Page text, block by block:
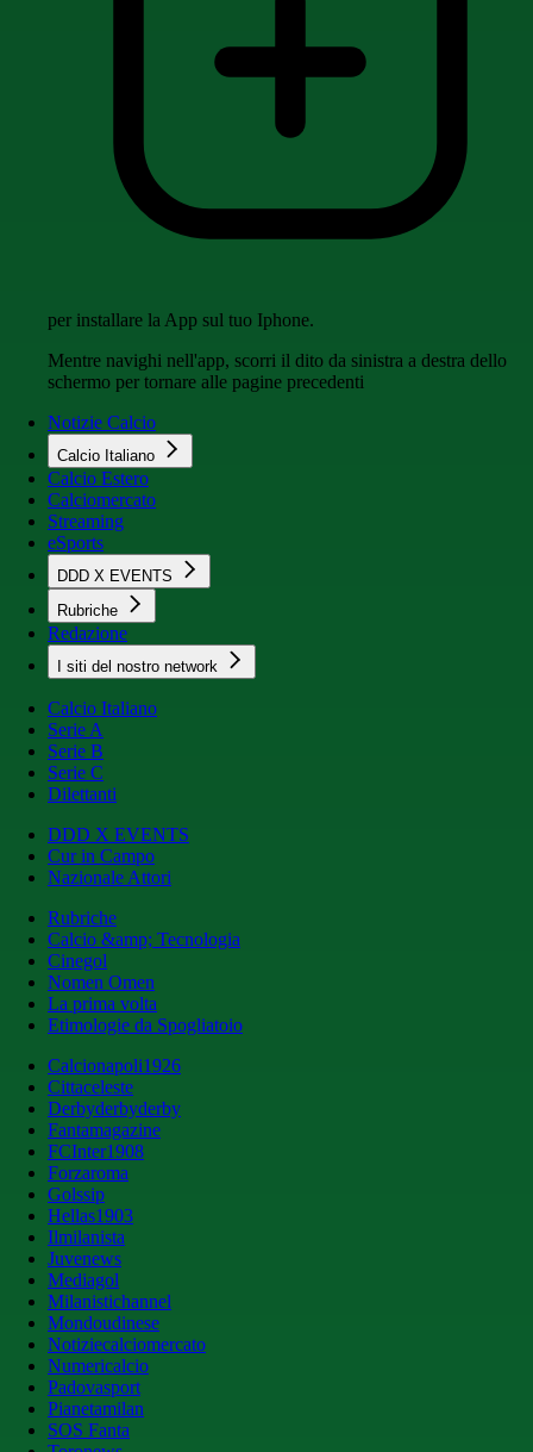
per installare la App sul tuo Iphone.
Mentre navighi nell'app, scorri il dito da sinistra a destra dello
schermo per tornare alle pagine precedenti
Notizie Calcio
Calcio Italiano
Calcio Estero
Calciomercato
Streaming
eSports
DDD X EVENTS
Rubriche
Redazione
I siti del nostro network
Calcio Italiano
Serie A
Serie B
Serie C
Dilettanti
DDD X EVENTS
Cur in Campo
Nazionale Attori
Rubriche
Calcio &amp; Tecnologia
Cinegol
Nomen Omen
La prima volta
Etimologie da Spogliatoio
Calcionapoli1926
Cittaceleste
Derbyderbyderby
Fantamagazine
FCInter1908
Forzaroma
Golssip
Hellas1903
Ilmilanista
Juvenews
Mediagol
Milanistichannel
Mondoudinese
Notiziecalciomercato
Numericalcio
Padovasport
Pianetamilan
SOS Fanta